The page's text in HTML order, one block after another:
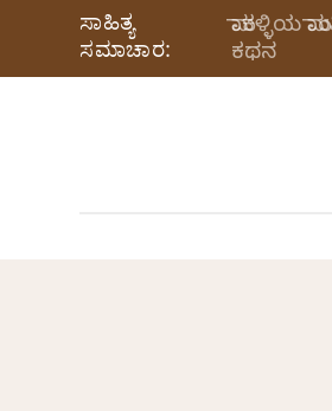
ಸಾಹಿತ್ಯ
ಸಮಾಚಾರ:
ಮಾಕಳ್ಳಿಯ
ಕಥನ